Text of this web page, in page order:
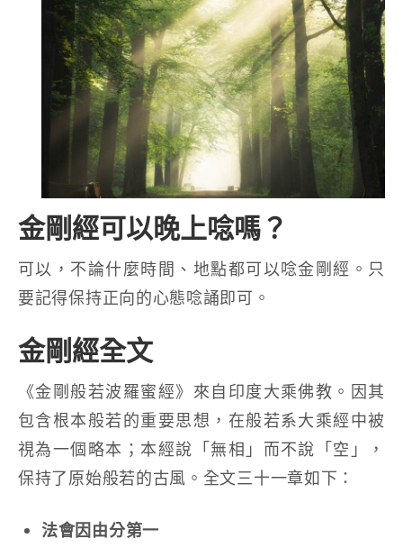
金剛經可以晚上唸嗎？
可以，不論什麼時間、地點都可以唸金剛經。只
要記得保持正向的心態唸誦即可。
金剛經全文
《金剛般若波羅蜜經》來自印度大乘佛教。因其
包含根本般若的重要思想，在般若系大乘經中被
視為一個略本；本經說「無相」而不說「空」，
保持了原始般若的古風。全文三十一章如下：
法會因由分第一